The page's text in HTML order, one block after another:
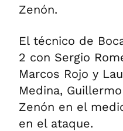
Zenón.
El técnico de
2 con Sergio
Marcos Rojo y
Medina,
Zenón en el
en el ataque.